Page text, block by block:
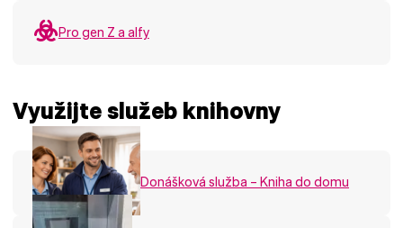
Pro gen Z a alfy
Využijte služeb knihovny
Donášková služba – Kniha do domu